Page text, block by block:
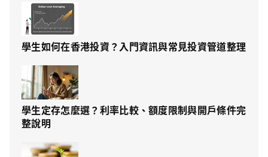
學生如何在香港投資？入門資訊與常見投資管道整理
學生定存怎麼選？利率比較、額度限制與開戶條件完
整說明